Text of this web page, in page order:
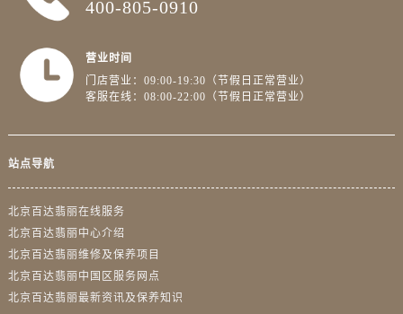
400-805-0910
营业时间
门店营业：09:00-19:30（节假日正常营业）
客服在线：08:00-22:00（节假日正常营业）
站点导航
北京百达翡丽在线服务
北京百达翡丽中心介绍
北京百达翡丽维修及保养项目
北京百达翡丽中国区服务网点
北京百达翡丽最新资讯及保养知识